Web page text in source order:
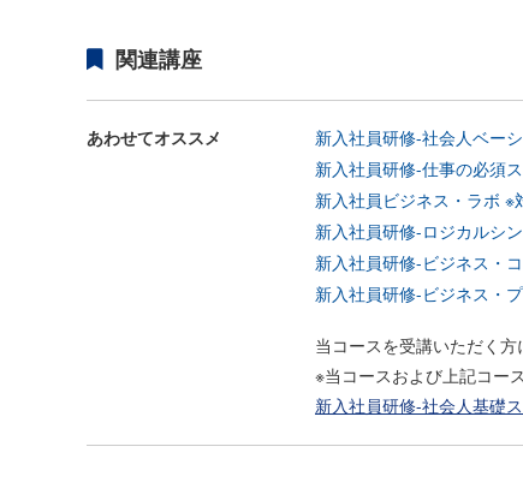
関連講座
あわせてオススメ
新入社員研修-社会人ベー
新入社員研修-仕事の必須
新入社員ビジネス・ラボ ※
新入社員研修-ロジカルシ
新入社員研修-ビジネス・
新入社員研修-ビジネス・
当コースを受講いただく方
※当コースおよび上記コー
新入社員研修-社会人基礎